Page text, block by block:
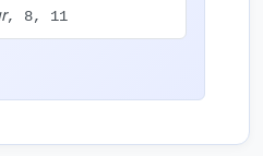
, 8, 11